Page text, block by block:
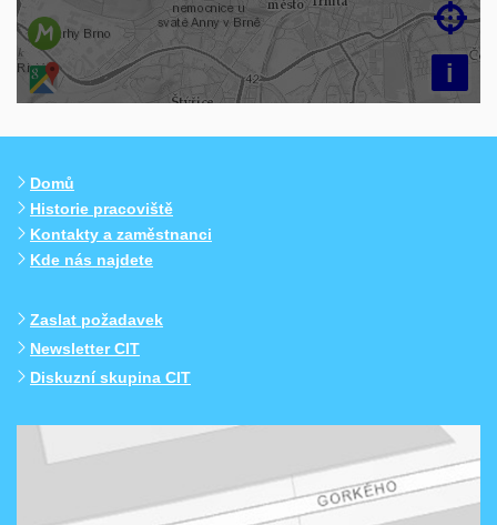
i

Domů
Historie pracoviště
Kontakty a zaměstnanci
Kde nás najdete
Zaslat požadavek
Newsletter CIT
Diskuzní skupina CIT